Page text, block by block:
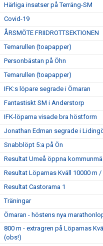
Härliga insatser på Terräng-SM
Covid-19
ÅRSMÖTE FRIIDROTTSEKTIONEN
Temarullen (toapapper)
Personbästan på Öhn
Temarullen (toapapper)
IFK:s löpare segrade i Ömaran
Fantastiskt SM i Anderstorp
IFK-löparna visade bra höstform
Jonathan Edman segrade i
Snabblöpt 5:a på Ön
Resultat Umeå öppna
Resultat Löparnas Kväll 10000 m /
Resultat Castorama 1
Träningar
Ömaran - höstens nya
800 m - extragren på Löparnas
(obs!)